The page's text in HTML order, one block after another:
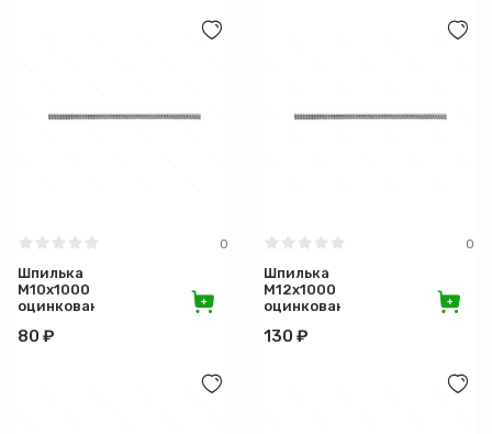
0
Шпилька
М10х1000
оцинкованная
80 ₽
0
Шпилька
М12х1000
оцинкованная
130 ₽